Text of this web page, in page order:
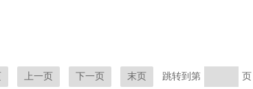
上一页 下一页 末页 跳转到第 页